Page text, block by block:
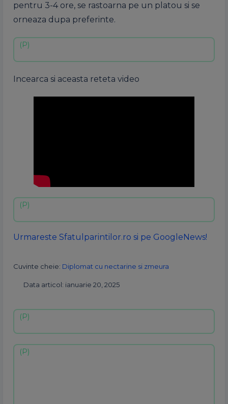
pentru 3-4 ore, se rastoarna pe un platou si se
orneaza dupa preferinte.
Incearca si aceasta reteta video
Urmareste Sfatulparintilor.ro si pe GoogleNews!
Cuvinte cheie: Diplomat cu nectarine si zmeura
Data articol: ianuarie 20, 2025